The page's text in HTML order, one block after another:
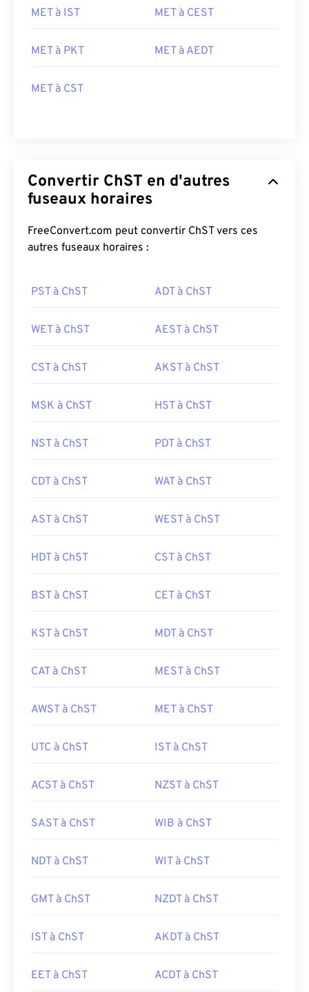
MET à IST MET à CEST
MET à PKT MET à AEDT
MET à CST
Convertir ChST en d'autres
fuseaux horaires
FreeConvert.com peut convertir ChST vers ces
autres fuseaux horaires :
PST à ChST ADT à ChST
WET à ChST AEST à ChST
CST à ChST AKST à ChST
MSK à ChST HST à ChST
NST à ChST PDT à ChST
CDT à ChST WAT à ChST
AST à ChST WEST à ChST
HDT à ChST CST à ChST
BST à ChST CET à ChST
KST à ChST MDT à ChST
CAT à ChST MEST à ChST
AWST à ChST MET à ChST
UTC à ChST IST à ChST
ACST à ChST NZST à ChST
SAST à ChST WIB à ChST
NDT à ChST WIT à ChST
GMT à ChST NZDT à ChST
IST à ChST AKDT à ChST
EET à ChST ACDT à ChST